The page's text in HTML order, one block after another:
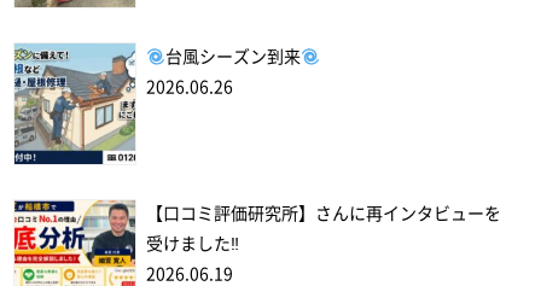
台風シーズン到来
2026.06.26
【口コミ評価研究所】さんに再インタビューを
受けました‼
2026.06.19